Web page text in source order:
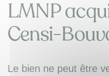
LMNP
Censi-
Le bien ne peut être